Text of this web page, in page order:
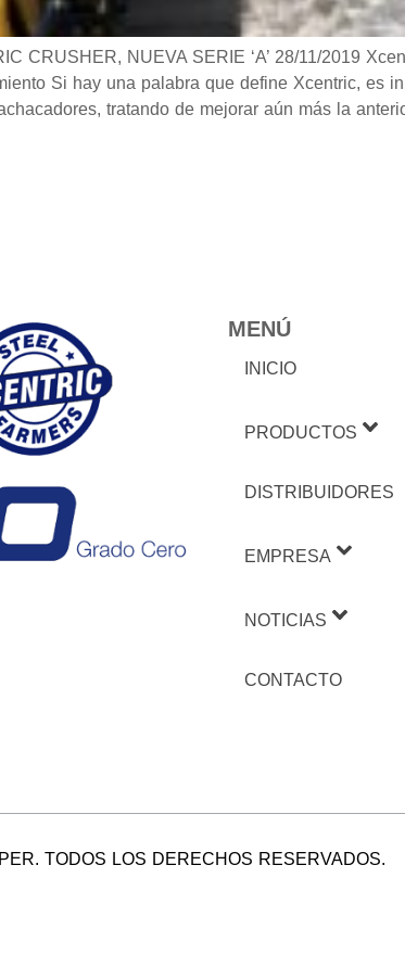
CRUSHER, NUEVA SERIE ‘A’ 28/11/2019
Si hay una palabra que define Xcentric, es
tratando de mejorar aún más la
MENÚ
INICIO
PRODUCTOS
DISTRIBUIDORES
EMPRESA
NOTICIAS
CONTACTO
TODOS LOS DERECHOS RESERVADOS.